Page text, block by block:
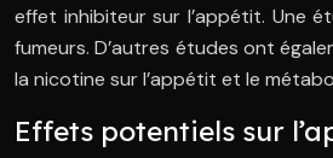
effet inhibiteur sur l’appétit. Une
fumeurs. D’autres études ont
la nicotine sur l’appétit et le
Effets potentiels sur